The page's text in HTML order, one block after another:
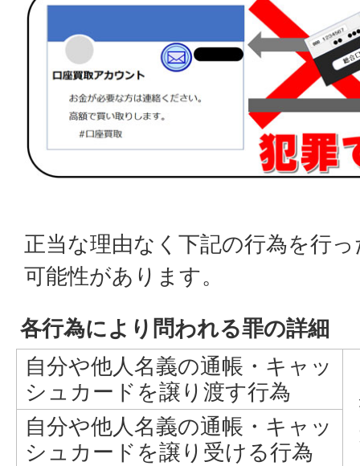
正当な理由なく下記の行為を行
可能性があります。
各行為により問われる罪の詳細
自分や他人名義の通帳・キャッ
シュカードを譲り渡す行為
自分や他人名義の通帳・キャッ
シュカードを譲り受ける行為